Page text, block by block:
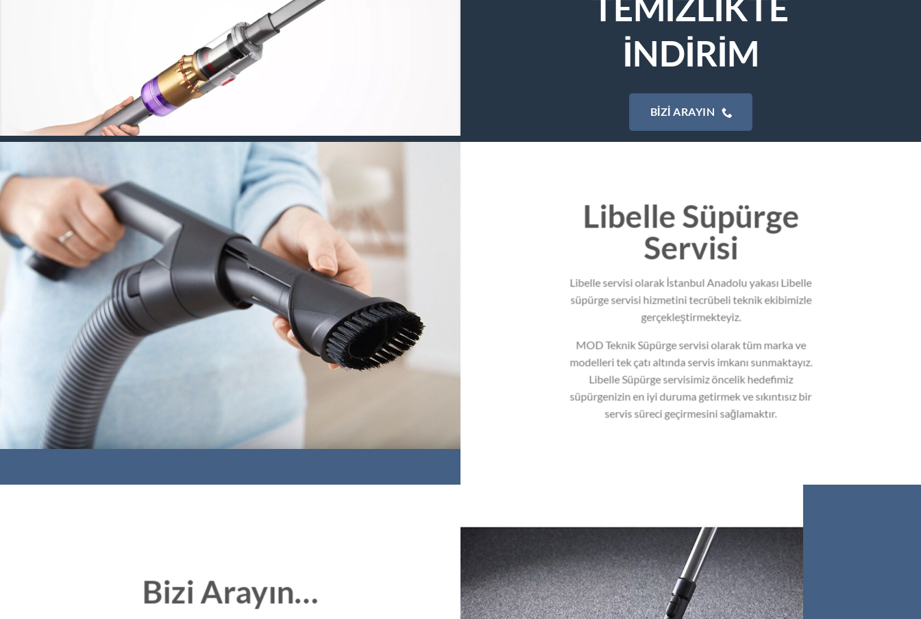
İNDİRİM
BIZI ARAYIN
Libelle Süpürge
Servisi
Libelle servisi olarak İstanbul Anadolu yakası Libelle
süpürge servisi hizmetini tecrübeli teknik ekibimizle
gerçekleştirmekteyiz.
MOD Teknik Süpürge servisi olarak tüm marka ve
modelleri tek çatı altında servis imkanı sunmaktayız.
Libelle Süpürge servisimiz öncelik hedefimiz
süpürgenizin en iyi duruma getirmek ve sıkıntısız bir
servis süreci geçirmesini sağlamaktır.
Bizi Arayın…